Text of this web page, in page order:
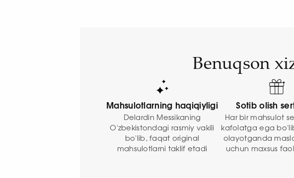
Benuqson
Mahsulotlarning haqiqiyligi
Delardin Messikaning
O'zbekistondagi rasmiy vakili
bo'lib, faqat original
mahsulotlarni taklif etadi
Sotib olish
Har bir mahsulot
kafolatga ega
olayotganda
uchun maxsus